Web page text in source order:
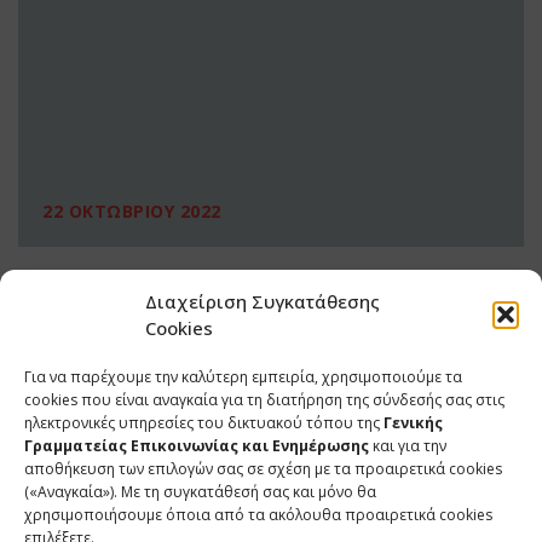
Διαχείριση Συγκατάθεσης
Cookies
Για να παρέχουμε την καλύτερη εμπειρία, χρησιμοποιούμε τα
cookies που είναι αναγκαία για τη διατήρηση της σύνδεσής σας στις
ηλεκτρονικές υπηρεσίες του δικτυακού τόπου της Γενικής
Γραμματείας Επικοινωνίας και Ενημέρωσης και για την
αποθήκευση των επιλογών σας σε σχέση με τα προαιρετικά cookies
(«Αναγκαία»). Με τη συγκατάθεσή σας και μόνο θα
χρησιμοποιήσουμε όποια από τα ακόλουθα προαιρετικά cookies
επιλέξετε.
22 ΟΚΤΩΒΡΙΟΥ 2022
ΕΠΙΚΟΙΝΩΝΙΑ